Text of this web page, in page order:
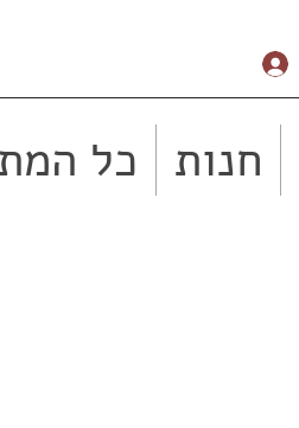
חנות כל